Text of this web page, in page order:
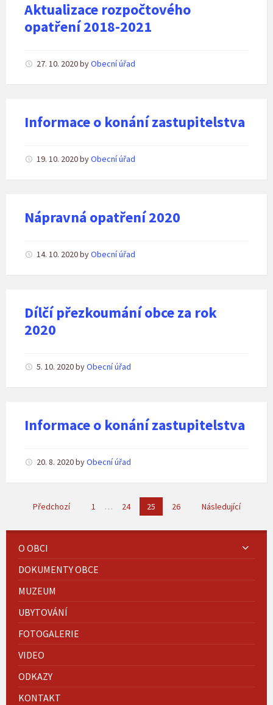
Aktualizace rozpočtového
opatření 2018-2021
27. 10. 2020byObecní úřad
Informace o konání zastupitelstva
19. 10. 2020byObecní úřad
Nápravná opatření 2020
14. 10. 2020byObecní úřad
Dílčí přezkoumání obce za rok
2020
5. 10. 2020byObecní úřad
Informace o konání zastupitelstva
20. 8. 2020byObecní úřad
Stránkování
Předchozí 1 … 24 25 26 Následující
O OBCI
DOKUMENTY OBCE
MUZEUM
UBYTOVÁNÍ
FOTOGALERIE
VIDEO
ODKAZY
KONTAKT